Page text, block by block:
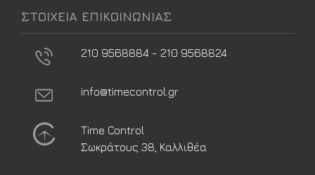
ΣΤΟΙΧΕΙΑ ΕΠΙΚΟΙΝΩΝΙΑΣ
210 9568884 - 210 9568824
info@timecontrol.gr
Time Control
Σωκράτους 38, Καλλιθέα